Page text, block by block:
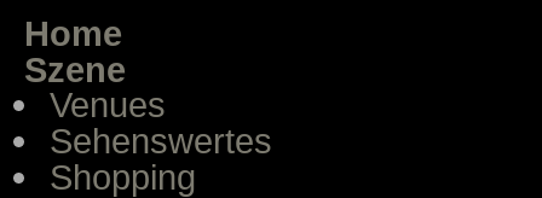
Home
Szene
Venues
Sehenswertes
Shopping